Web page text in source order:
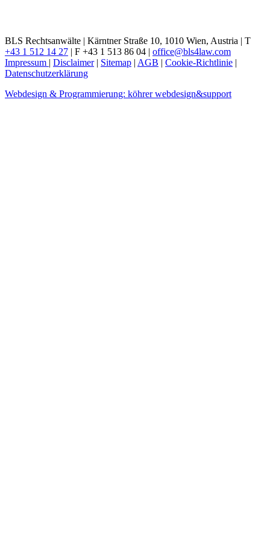
BLS Rechtsanwälte | Kärntner Straße 10, 1010 Wien, Austria | T
+43 1 512 14 27 | F +43 1 513 86 04 | office@bls4law.com
Impressum | Disclaimer| Sitemap | AGB | Cookie-Richtlinie |
Datenschutzerklärung
Webdesign & Programmierung: köhrer webdesign&support